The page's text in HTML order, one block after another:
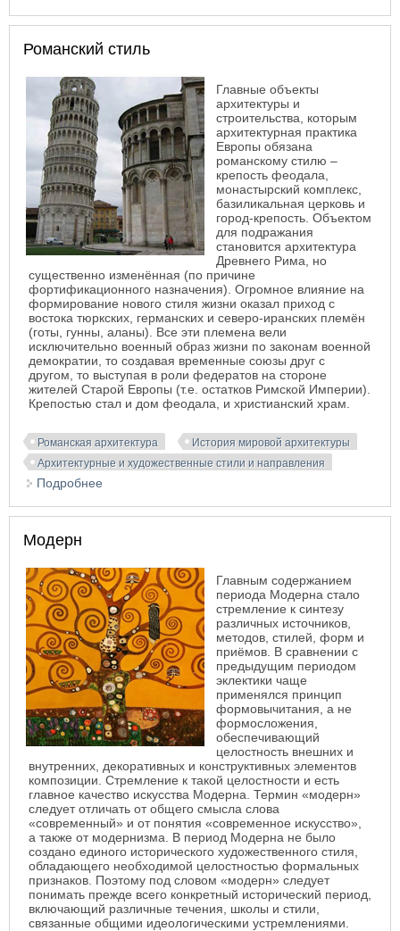
Романский стиль
Главные объекты
архитектуры и
строительства, которым
архитектурная практика
Европы обязана
романскому стилю –
крепость феодала,
монастырский комплекс,
базиликальная церковь и
город-крепость. Объектом
для подражания
становится архитектура
Древнего Рима, но
существенно изменённая (по причине
фортификационного назначения). Огромное влияние на
формирование нового стиля жизни оказал приход с
востока тюркских, германских и северо-иранских племён
(готы, гунны, аланы). Все эти племена вели
исключительно военный образ жизни по законам военной
демократии, то создавая временные союзы друг с
другом, то выступая в роли федератов на стороне
жителей Старой Европы (т.е. остатков Римской Империи).
Крепостью стал и дом феодала, и христианский храм.
Романская архитектура
История мировой архитектуры
Архитектурные и художественные стили и направления
Подробнее
Модерн
Главным содержанием
периода Модерна стало
стремление к синтезу
различных источников,
методов, стилей, форм и
приёмов. В сравнении с
предыдущим периодом
эклектики чаще
применялся принцип
формовычитания, а не
формосложения,
обеспечивающий
целостность внешних и
внутренних, декоративных и конструктивных элементов
композиции. Стремление к такой целостности и есть
главное качество искусства Модерна. Термин «модерн»
следует отличать от общего смысла слова
«современный» и от понятия «современное искусство»,
а также от модернизма. В период Модерна не было
создано единого исторического художественного стиля,
обладающего необходимой целостностью формальных
признаков. Поэтому под словом «модерн» следует
понимать прежде всего конкретный исторический период,
включающий различные течения, школы и стили,
связанные общими идеологическими устремлениями.